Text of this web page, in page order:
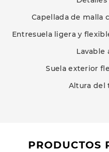
Capellada de malla
Entresuela ligera y
Lavable
Suela exterior
Altura del
PRODUCTOS